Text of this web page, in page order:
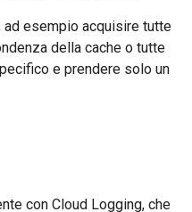
ad esempio acquisire tutte
della cache o tutte
e prendere solo un
con Cloud Logging, che